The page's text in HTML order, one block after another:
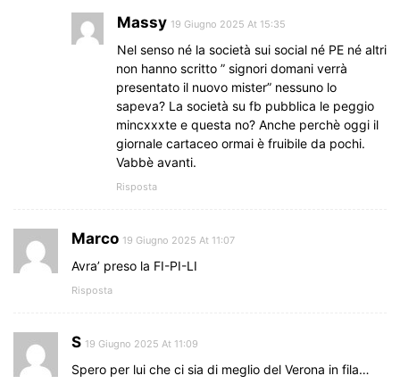
Massy 19 Giugno 2025 At 15:35
Nel senso né la società sui social né PE né altri
non hanno scritto ” signori domani verrà
presentato il nuovo mister” nessuno lo
sapeva? La società su fb pubblica le peggio
mincxxxte e questa no? Anche perchè oggi il
giornale cartaceo ormai è fruibile da pochi.
Vabbè avanti.
Risposta
Marco 19 Giugno 2025 At 11:07
Avra’ preso la FI-PI-LI
Risposta
S 19 Giugno 2025 At 11:09
Spero per lui che ci sia di meglio del Verona in fila…